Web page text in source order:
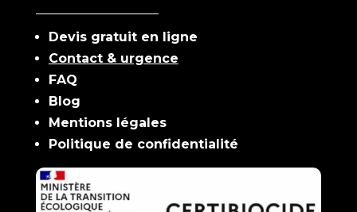
Devis gratuit en ligne
Contact & urgence
FAQ
Blog
Mentions légales
Politique de confidentialité